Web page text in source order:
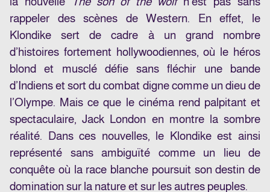
rappeler des scènes de Western. En effet, le
Klondike sert de cadre à un grand nombre
d’histoires fortement hollywoodiennes, où le héros
blond et musclé défie sans fléchir une bande
d’Indiens et sort du combat digne comme un dieu de
l’Olympe. Mais ce que le cinéma rend palpitant et
spectaculaire, Jack London en montre la sombre
réalité. Dans ces nouvelles, le Klondike est ainsi
représenté sans ambiguïté comme un lieu de
conquête où la race blanche poursuit son destin de
domination sur la nature et sur les autres peuples.